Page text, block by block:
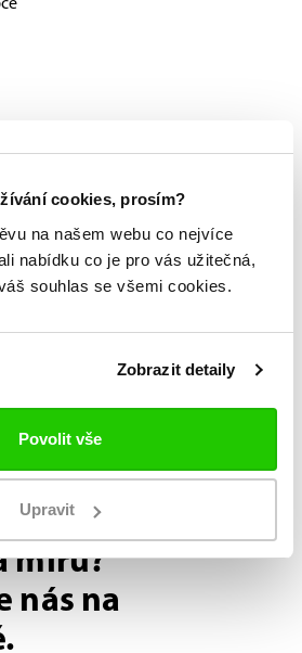
cookies, prosím?
na našem webu co nejvíce
nabídku co je pro vás užitečná,
souhlas se všemi cookies.
Zobrazit detaily
Povolit vše
Upravit
míru?
nás na